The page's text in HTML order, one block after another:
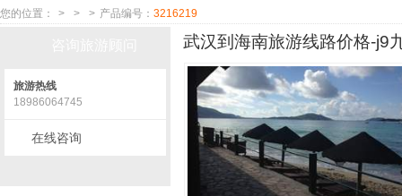
您的位置： > > > 产品编号： 3216219
武汉到海南旅游线路价格-j9
旅游热线
18986064745
在线咨询